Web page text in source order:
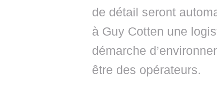
de détail seront
à Guy Cotten une
démarche
être des opérateurs.